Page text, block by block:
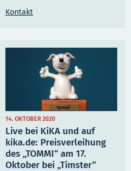
Kontakt
14. OKTOBER 2020
Live bei KiKA und auf
kika.de: Preisverleihung
des „TOMMI“ am 17.
Oktober bei „Timster“